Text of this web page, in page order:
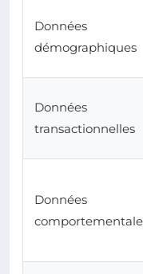
Données
démographiques
Données
transactionnelles
Données